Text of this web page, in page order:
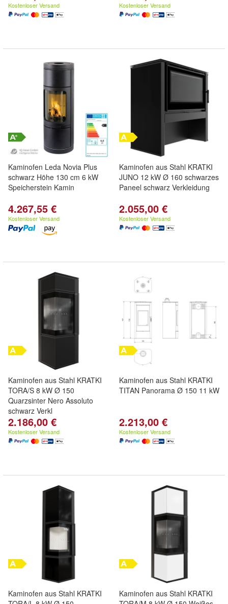
Kostenloser Versand Kostenloser Versand
Kaminofen Leda Novia Plus
schwarz Höhe 130 cm 6 kW
Speicherstein Kamin
4.267,55 €
Kostenloser Versand
Kaminofen aus Stahl KRATKI
JUNO 12 kW Ø 160 schwarzes
Paneel schwarz Verkleidung
2.055,00 €
Kostenloser Versand
Kaminofen aus Stahl KRATKI
TORA/S 8 kW Ø 150
Quarzsinter Nero Assoluto
schwarz Verkl
2.186,00 €
Kostenloser Versand
Kaminofen aus Stahl KRATKI
TITAN Panorama Ø 150 11 kW
2.213,00 €
Kostenloser Versand
Kaminofen aus Stahl KRATKI
Kaminofen aus Stahl KRATKI